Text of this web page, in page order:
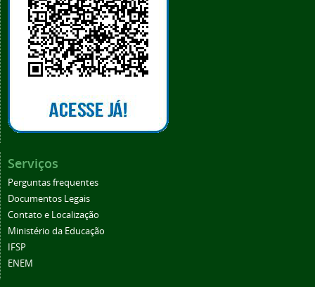
Serviços
Perguntas frequentes
Documentos Legais
Contato e Localização
Ministério da Educação
IFSP
ENEM